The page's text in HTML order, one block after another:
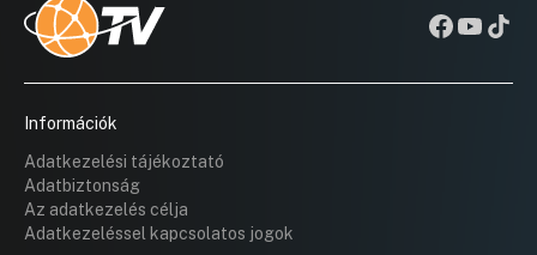
Információk
Adatkezelési tájékoztató
Adatbiztonság
Az adatkezelés célja
Adatkezeléssel kapcsolatos jogok